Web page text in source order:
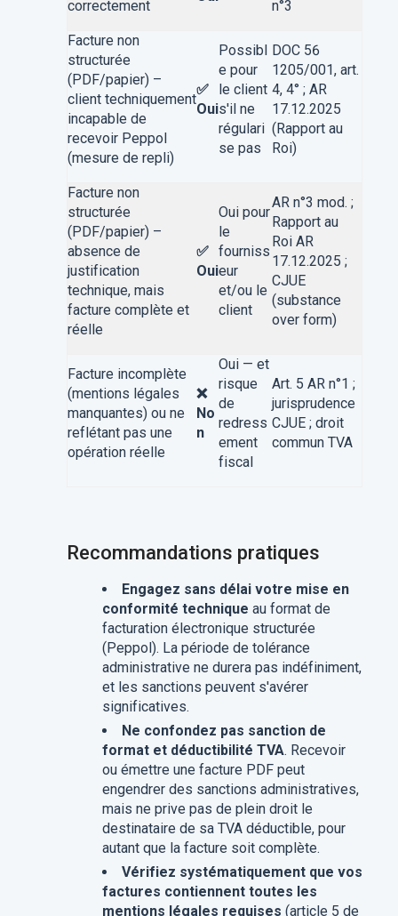
correctement
n°3
Facture non
structurée
(PDF/papier) –
client techniquement
incapable de
recevoir Peppol
(mesure de repli)
✅
Oui
Possibl
e pour
le client
s'il ne
régulari
se pas
DOC 56
1205/001, art.
4, 4° ; AR
17.12.2025
(Rapport au
Roi)
Facture non
structurée
(PDF/papier) –
absence de
justification
technique, mais
facture complète et
réelle
✅
Oui
Oui pour
le
fourniss
eur
et/ou le
client
AR n°3 mod. ;
Rapport au
Roi AR
17.12.2025 ;
CJUE
(substance
over form)
Facture incomplète
(mentions légales
manquantes) ou ne
reflétant pas une
opération réelle
❌
No
n
Oui — et
risque
de
redress
ement
fiscal
Art. 5 AR n°1 ;
jurisprudence
CJUE ; droit
commun TVA
Recommandations pratiques
Engagez sans délai votre mise en
conformité technique au format de
facturation électronique structurée
(Peppol). La période de tolérance
administrative ne durera pas indéfiniment,
et les sanctions peuvent s'avérer
significatives.
Ne confondez pas sanction de
format et déductibilité TVA. Recevoir
ou émettre une facture PDF peut
engendrer des sanctions administratives,
mais ne prive pas de plein droit le
destinataire de sa TVA déductible, pour
autant que la facture soit complète.
Vérifiez systématiquement que vos
factures contiennent toutes les
mentions légales requises (article 5 de